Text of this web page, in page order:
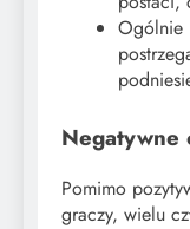
Ogólnie
Negatywne
Pomimo
graczy, wielu